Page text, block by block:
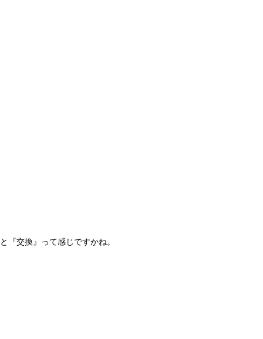
『交換』って感じですかね。